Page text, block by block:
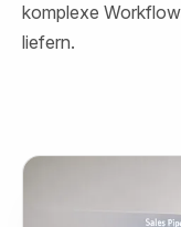
komplexe
liefern.